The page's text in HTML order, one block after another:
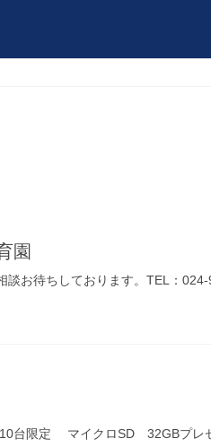
園
待ちしております。TEL：024-
限定 マイクロSD 32GBプレ